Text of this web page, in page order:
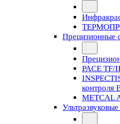
Прецизионные
PACE TF/
контроля
METCAL